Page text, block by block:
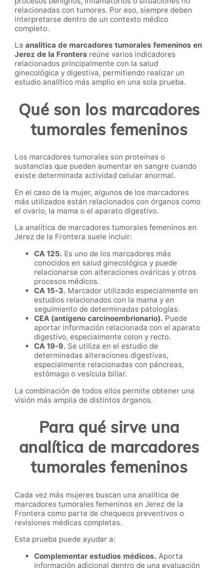
relacionadas con tumores. Por eso, siempre deben
interpretarse dentro de un contexto médico
completo.
La analítica de marcadores tumorales femeninos en
Jerez de la Frontera reúne varios indicadores
relacionados principalmente con la salud
ginecológica y digestiva, permitiendo realizar un
estudio analítico más amplio en una sola prueba.
Qué son los marcadores
tumorales femeninos
Los marcadores tumorales son proteínas o
sustancias que pueden aumentar en sangre cuando
existe determinada actividad celular anormal.
En el caso de la mujer, algunos de los marcadores
más utilizados están relacionados con órganos como
el ovario, la mama o el aparato digestivo.
La analítica de marcadores tumorales femeninos en
Jerez de la Frontera suele incluir:
CA 125. Es uno de los marcadores más
conocidos en salud ginecológica y puede
relacionarse con alteraciones ováricas y otros
procesos médicos.
CA 15-3. Marcador utilizado especialmente en
estudios relacionados con la mama y en
seguimiento de determinadas patologías.
CEA (antígeno carcinoembrionario). Puede
aportar información relacionada con el aparato
digestivo, especialmente colon y recto.
CA 19-9. Se utiliza en el estudio de
determinadas alteraciones digestivas,
especialmente relacionadas con páncreas,
estómago o vesícula biliar.
La combinación de todos ellos permite obtener una
visión más amplia de distintos órganos.
Para qué sirve una
analítica de marcadores
tumorales femeninos
Cada vez más mujeres buscan una analítica de
marcadores tumorales femeninos en Jerez de la
Frontera como parte de chequeos preventivos o
revisiones médicas completas.
Esta prueba puede ayudar a:
Complementar estudios médicos. Aporta
información adicional dentro de una evaluación